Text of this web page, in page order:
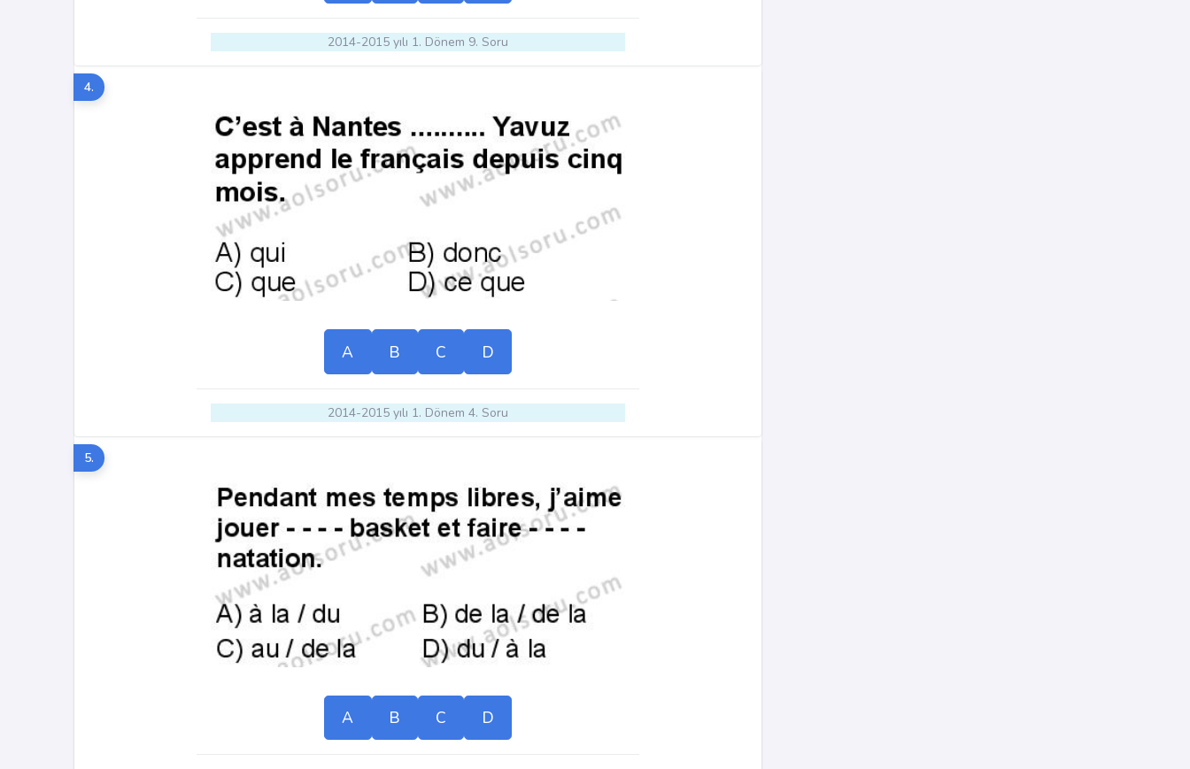
2014-2015 yılı 1. Dönem 9. Soru
4.
A B C D
2014-2015 yılı 1. Dönem 4. Soru
5.
A B C D